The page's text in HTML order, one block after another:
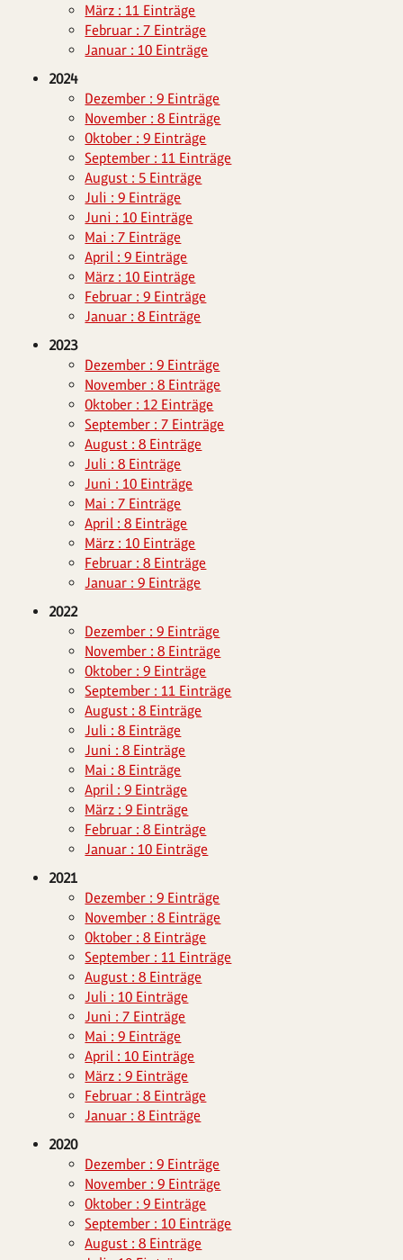
März : 11 Einträge
Februar : 7 Einträge
Januar : 10 Einträge
2024
Dezember : 9 Einträge
November : 8 Einträge
Oktober : 9 Einträge
September : 11 Einträge
August : 5 Einträge
Juli : 9 Einträge
Juni : 10 Einträge
Mai : 7 Einträge
April : 9 Einträge
März : 10 Einträge
Februar : 9 Einträge
Januar : 8 Einträge
2023
Dezember : 9 Einträge
November : 8 Einträge
Oktober : 12 Einträge
September : 7 Einträge
August : 8 Einträge
Juli : 8 Einträge
Juni : 10 Einträge
Mai : 7 Einträge
April : 8 Einträge
März : 10 Einträge
Februar : 8 Einträge
Januar : 9 Einträge
2022
Dezember : 9 Einträge
November : 8 Einträge
Oktober : 9 Einträge
September : 11 Einträge
August : 8 Einträge
Juli : 8 Einträge
Juni : 8 Einträge
Mai : 8 Einträge
April : 9 Einträge
März : 9 Einträge
Februar : 8 Einträge
Januar : 10 Einträge
2021
Dezember : 9 Einträge
November : 8 Einträge
Oktober : 8 Einträge
September : 11 Einträge
August : 8 Einträge
Juli : 10 Einträge
Juni : 7 Einträge
Mai : 9 Einträge
April : 10 Einträge
März : 9 Einträge
Februar : 8 Einträge
Januar : 8 Einträge
2020
Dezember : 9 Einträge
November : 9 Einträge
Oktober : 9 Einträge
September : 10 Einträge
August : 8 Einträge